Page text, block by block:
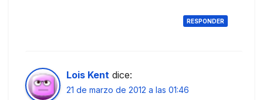
RESPONDER
Lois Kent dice:
21 de marzo de 2012 a las 01:46